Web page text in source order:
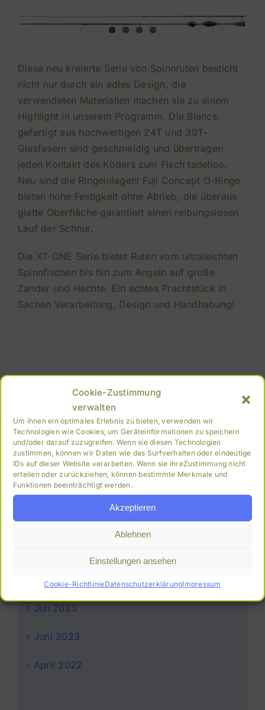
Cookie-Zustimmung
verwalten
Um ihnen ein optimales Erlebnis zu bieten, verwenden wir
Technologien wie Cookies, um Geräteinformationen zu speichern
und/oder darauf zuzugreifen. Wenn sie diesen Technologien
zustimmen, können wir Daten wie das Surfverhalten oder eindeutige
IDs auf dieser Website verarbeiten. Wenn sie ihreZustimmung nicht
erteilen oder zurückziehen, können bestimmte Merkmale und
Funktionen beeinträchtigt werden.
Akzeptieren
Ablehnen
Einstellungen ansehen
Cookie-RichtlinieDatenschutzerklärungImpressum
Diese neu kreierte Serie von Spinnruten besticht
nicht nur durch ein edles Design, die
verwendeten Materialien machen sie zu einem
Highlight in unserem Programm. Die Blancs,
gefertigt aus hochwertigen 24T und 30T-
Glasfasern sind geschmeidig und übertragen
jeden Kontakt des Köders zum Fisch tadellos.
Neu sind die Ringeinlagen! Fuji Concept O-Ringe
bieten hohe Festigkeit ohne Abrieb, die überaus
glatte Oberfläche garantiert einen reibungslosen
Lauf der Schnur.
Die XT-ONE Serie bietet Ruten vom ultraleichten
Spinnfischen bis hin zum Angeln auf große
Zander und Hechte. Ein echtes Prachtstück in
Sachen Verarbeitung, Design und Handhabung!
Neueste Beiträge
Angelschirme
FK Fertigfutter – Hausmischungen
Archiv
April 2025
Juli 2023
Juni 2023
April 2022